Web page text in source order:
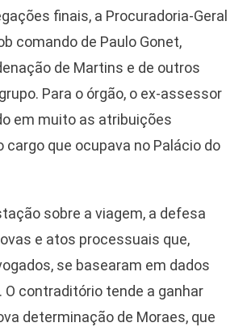
finais, a Procuradoria-Geral
comando de Paulo Gonet,
de Martins e de outros
Para o órgão, o ex-assessor
em muito as atribuições
cargo que ocupava no Palácio do
sobre a viagem, a defesa
e atos processuais que,
se basearam em dados
O contraditório tende a ganhar
determinação de Moraes, que